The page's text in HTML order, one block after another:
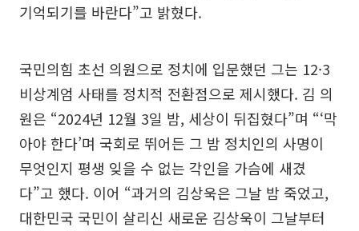
기억되기를 바란다”고 밝혔다.
국민의힘 초선 의원으로 정치에 입문했던 그는 12·3
비상계엄 사태를 정치적 전환점으로 제시했다. 김 의
원은 “2024년 12월 3일 밤, 세상이 뒤집혔다”며 “‘막
아야 한다’며 국회로 뛰어든 그 밤 정치인의 사명이
무엇인지 평생 잊을 수 없는 각인을 가슴에 새겼
다”고 했다. 이어 “과거의 김상욱은 그날 밤 죽었고,
대한민국 국민이 살리신 새로운 김상욱이 그날부터